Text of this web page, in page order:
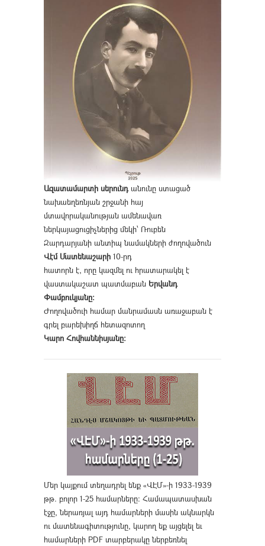
Ազատամարտի սերունդանունը ստացած
նախաեղեռնյան շրջանի հայ
մտավորականության ամենավառ
ներկայացուցիչներից մեկի՝ Ռուբեն
Զարդարյանի անտիպ նամակների ժողովածուն
Վէմ Մատենաշարի 10-րդ
հատորն է, որը կազմել ու հրատարակել է
վաստակաշատ պատմաբան Երվանդ
Փամբուկյանը։
Ժողովածուի համար մանրամասն առաջաբան է
գրել բարեխիղճ հետազոտող
Կարո Հովհաննիսյանը։
Մեր կայքում տեղադրել ենք «ՎԷՄ»-ի 1933-1939
թթ. բոլոր 1-25 համարները։ Համապատասխան
էջը, ներառյալ այդ համարների մասին ակնարկն
ու մատենագիտությունը, կարող եք այցելել եւ
համարների PDF տարբերակը ներբեռնել